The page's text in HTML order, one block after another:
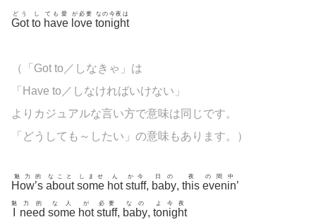
Got
どう
to
し
have
ても愛
love
が必要
tonight
なの今夜は
（「Got to／しなきゃ」は
「Have to／しなければいけない」
よりカジュアルな言い方で意味は同じです。
「どうしても～したい」の意味もあります。）
How’s
魅力的
about
なこと
some
しませ
hot
ん
stuff
か今
, baby
日の
, this
夜
evenin
の間中
’
魅
need
力的
some
な人
hot
が
stuff
必要
, baby
なの
, tonight
よ今夜